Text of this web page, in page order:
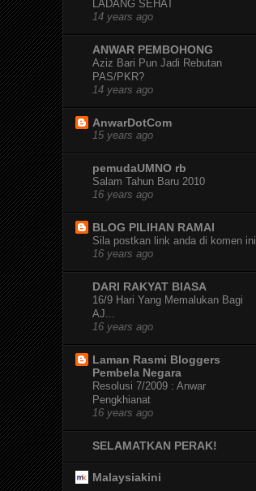
LADANG SEHAT
14 years ago
ANWAR PEMBOHONG
Aziz Bari Pun Jadi Rebutan
PAS/PKR?
14 years ago
AnwarDotCom
15 years ago
pemudaUMNO rb
Salam Tahun Baru 2010
16 years ago
BLOG PILIHAN RAMAI
Sila postkan link anda di komen ini
16 years ago
DARI RAKYAT BIASA
16/9 Hari Yang Memalukan Bagi
AJ...
16 years ago
Laman Rasmi Bloggers
Pembela Negara
Resolusi 7/2009 : Anwar
Pengkhianat
16 years ago
SELAMATKAN PERAK!
Malaysiakini